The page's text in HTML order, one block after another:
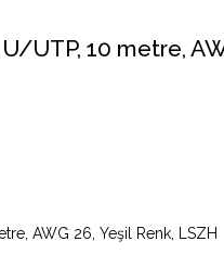
UTP, 10 metre,
AWG 26, Yeşil Renk, LSZH